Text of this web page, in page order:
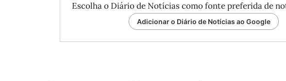
Escolha o Diário de Notícias como fonte preferida de
Adicionar o Diário de Notícias ao Google